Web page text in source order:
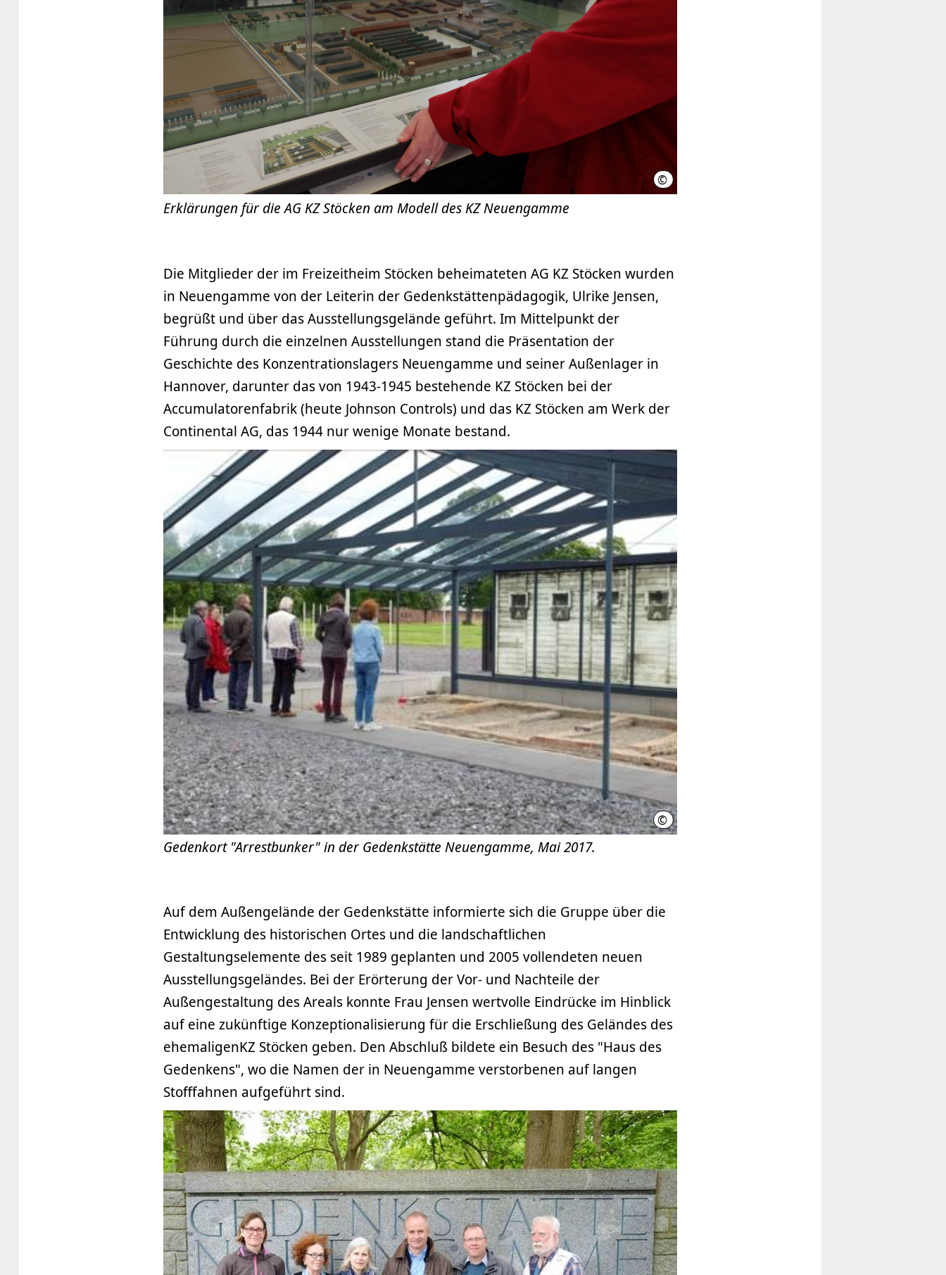
© LHH
Erklärungen für die AG KZ Stöcken am Modell des KZ Neuengamme
Die Mitglieder der im Freizeitheim Stöcken beheimateten AG KZ Stöcken wurden
in Neuengamme von der Leiterin der Gedenkstättenpädagogik, Ulrike Jensen,
begrüßt und über das Ausstellungsgelände geführt. Im Mittelpunkt der
Führung durch die einzelnen Ausstellungen stand die Präsentation der
Geschichte des Konzentrationslagers Neuengamme und seiner Außenlager in
Hannover, darunter das von 1943-1945 bestehende KZ Stöcken bei der
Accumulatorenfabrik (heute Johnson Controls) und das KZ Stöcken am Werk der
Continental AG, das 1944 nur wenige Monate bestand.
© LHH
Gedenkort "Arrestbunker" in der Gedenkstätte Neuengamme, Mai 2017.
Auf dem Außengelände der Gedenkstätte informierte sich die Gruppe über die
Entwicklung des historischen Ortes und die landschaftlichen
Gestaltungselemente des seit 1989 geplanten und 2005 vollendeten neuen
Ausstellungsgeländes. Bei der Erörterung der Vor- und Nachteile der
Außengestaltung des Areals konnte Frau Jensen wertvolle Eindrücke im Hinblick
auf eine zukünftige Konzeptionalisierung für die Erschließung des Geländes des
ehemaligenKZ Stöcken geben. Den Abschluß bildete ein Besuch des "Haus des
Gedenkens", wo die Namen der in Neuengamme verstorbenen auf langen
Stofffahnen aufgeführt sind.